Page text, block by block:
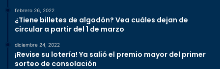
febrero 26, 2022
¿Tiene billetes de algodón? Vea cuáles dejan de
circular a partir del 1 de marzo
diciembre 24, 2022
¡Revise su lotería! Ya salió el premio mayor del primer
sorteo de consolación